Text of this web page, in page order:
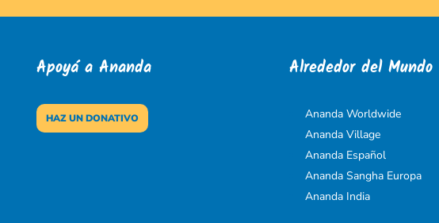
Apoyá a Ananda
HAZ UN DONATIVO
Alrededor del Mundo
Ananda Worldwide
Ananda Village
Ananda Español
Ananda Sangha Europa
Ananda India